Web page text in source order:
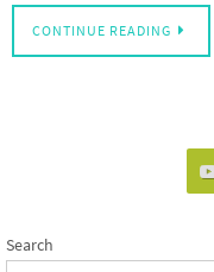
CONTINUE READING
Search